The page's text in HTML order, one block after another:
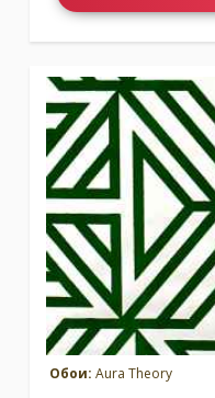
Обои: Aura Theory